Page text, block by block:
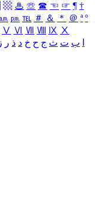
▩ ♨ ☏ ☎ ☜ ☞ ¶ †
㏘ ℡ ＃ ＆ ＊ ＠ ª º
Ⅴ Ⅵ Ⅶ Ⅷ Ⅸ Ⅹ
ب ت ث ج ح خ د ذ ر ز